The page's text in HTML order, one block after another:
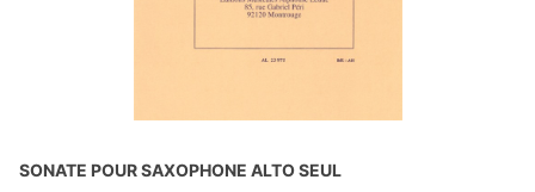
SONATE POUR SAXOPHONE ALTO SEUL